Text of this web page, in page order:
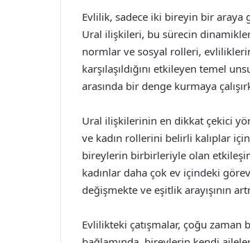
Evlilik, sadece iki bireyin bir araya
Ural ilişkileri, bu sürecin
normlar ve sosyal rolleri,
karşılaşıldığını etkileyen temel
arasında bir denge kurmaya
Ural ilişkilerinin en dikkat çekici
ve kadın rollerini belirli kalıplar
bireylerin birbirleriyle olan
kadınlar daha çok ev içindeki
değişmekte ve eşitlik arayışının
Evlilikteki çatışmalar, çoğu